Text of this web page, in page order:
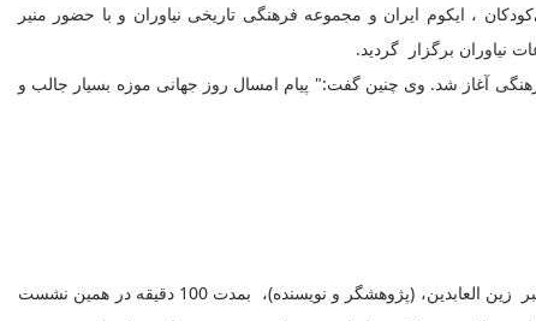
، ایکوم ایران و مجموعه فرهنگی تاریخی نیاوران و با حضور منیر
نیاوران برگزار گردید.
فرهنگی آغاز شد. وی چنین گفت:" پیام امسال روز جهانی موزه بسیار جالب و
و سپس در بخش دوم برای موزه داران و فعالان حوزه نوجوانی کارگاه آموزشی با عوان «موزه ها و آموزش و پژوهش برای نوجوانان» و با تدریس علی اکبر زین العابدین، (پژوهشگر و نویسنده)، بمدت 100 دقیقه در همین نشست